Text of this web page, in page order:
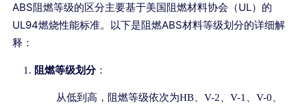
ABS阻燃等级的区分主要基于美国阻燃材料协会（UL）的
UL94燃烧性能标准。以下是阻燃ABS材料等级划分的详细解
释：
阻燃等级划分：
从低到高，阻燃等级依次为HB、V-2、V-1、V-0、